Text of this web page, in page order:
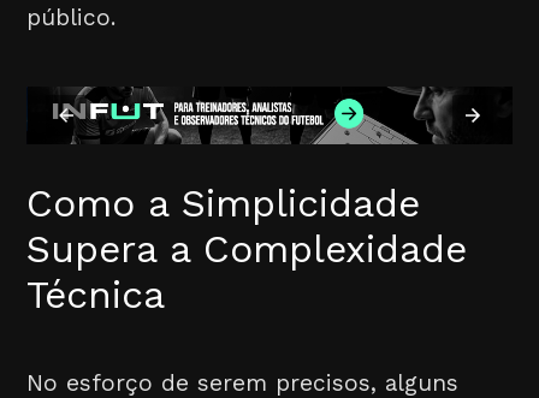
público.
Como a Simplicidade
Supera a Complexidade
Técnica
No esforço de serem precisos, alguns